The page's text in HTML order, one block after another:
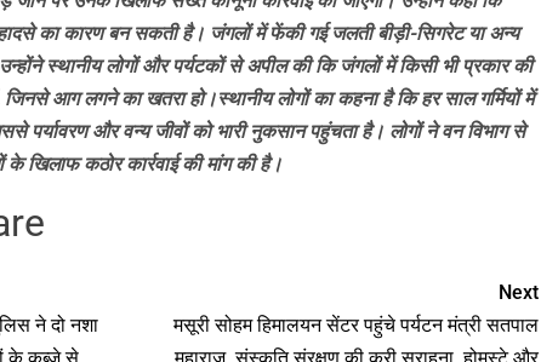
हादसे का कारण बन सकती है। जंगलों में फेंकी गई जलती बीड़ी-सिगरेट या अन्य
स्थानीय लोगों और पर्यटकों से अपील की कि जंगलों में किसी भी प्रकार की
जिनसे आग लगने का खतरा हो।स्थानीय लोगों का कहना है कि हर साल गर्मियों में
और वन्य जीवों को भारी नुकसान पहुंचता है। लोगों ने वन विभाग से
खिलाफ कठोर कार्रवाई की मांग की है।
ने दो नशा
Next
मसूरी सोहम हिमालयन सेंटर पहुंचे पर्यटन मंत्री सतपाल